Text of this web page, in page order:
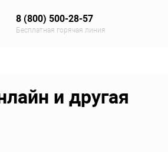
8 (800) 500-28-57
Бесплатная горячая линия
и другая